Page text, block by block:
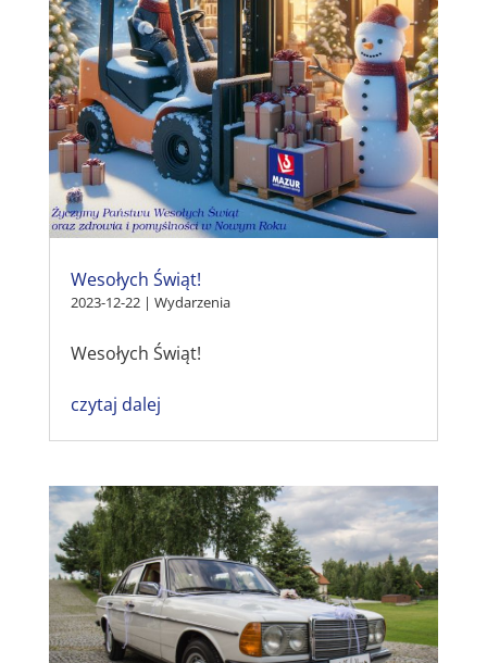
Wesołych Świąt!
2023-12-22| Wydarzenia
Wesołych Świąt!
czytaj dalej